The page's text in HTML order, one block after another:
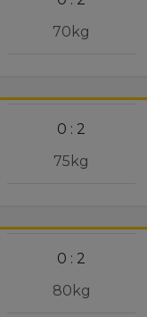
70kg
0 : 2
75kg
0 : 2
80kg